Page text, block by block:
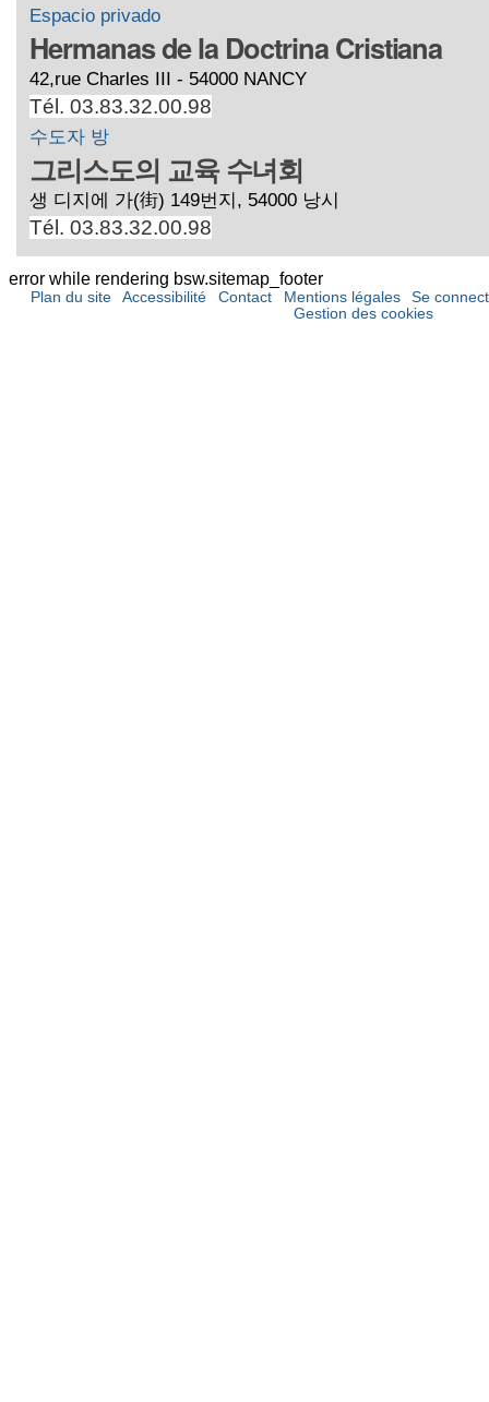
Espacio privado
Hermanas de la Doctrina Cristiana
42,rue Charles III - 54000 NANCY
Tél. 03.83.32.00.98
수도자 방
그리스도의 교육 수녀회
생 디지에 가(街) 149번지, 54000 낭시
Tél. 03.83.32.00.98
error while rendering bsw.sitemap_footer
Plan du site Accessibilité Contact Mentions légales
Se
Gestion des cookies